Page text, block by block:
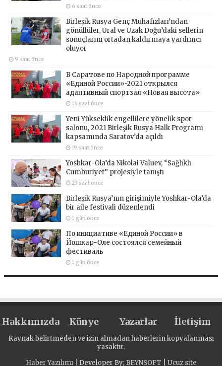
6 saat önce
Birleşik Rusya Genç Muhafızları’ndan
gönüllüler, Ural ve Uzak Doğu’daki sellerin
sonuçlarını ortadan kaldırmaya yardımcı
oluyor
9 saat önce
В Саратове по Народной программе
«Единой России»-2021 открылся
адаптивный спортзал «Новая высота»
16 saat önce
Yeni Yükseklik engellilere yönelik spor
salonu, 2021 Birleşik Rusya Halk Programı
kapsamında Saratov’da açıldı
19 saat önce
Yoshkar-Ola’da Nikolai Valuev, “Sağlıklı
Cumhuriyet” projesiyle tanıştı
23 saat önce
Birleşik Rusya’nın girişimiyle Yoshkar-Ola’da
bir aile festivali düzenlendi
1 gün önce
По инициативе «Единой России» в
Йошкар-Оле состоялся семейный
фестиваль
1 gün önce
Hakkımızda Künye Yazarlar İletişim
Kaynak belirtmeden ve izin almadan haberlerin kopyalanması
yasaktır.
Haber Yazılımı| Developer By; BEYNSOFT Ucuz site